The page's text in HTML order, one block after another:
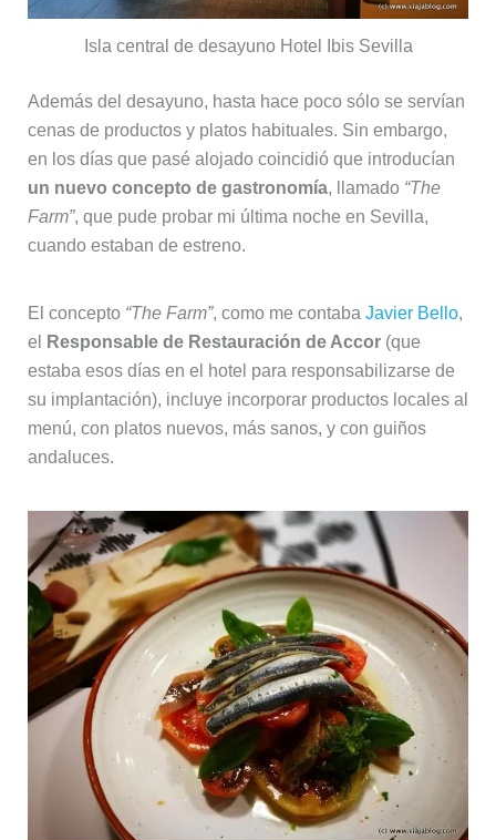
Isla central de desayuno Hotel Ibis Sevilla
Además del desayuno, hasta hace poco sólo se servían
cenas de productos y platos habituales. Sin embargo,
en los días que pasé alojado coincidió que introducían
un nuevo concepto de gastronomía, llamado “The
Farm”, que pude probar mi última noche en Sevilla,
cuando estaban de estreno.
El concepto “The Farm”, como me contaba Javier Bello,
el
Responsable de Restauración de Accor(que
estaba esos días en el hotel para responsabilizarse de
su implantación), incluye incorporar productos locales al
menú, con platos nuevos, más sanos, y con guiños
andaluces.